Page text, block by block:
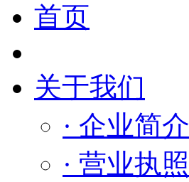
首页
关于我们
· 企业简介
· 营业执照